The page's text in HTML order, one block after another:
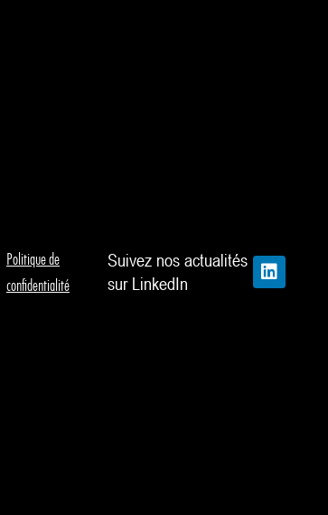
Politique de
confidentialité
Suivez nos actualités
sur LinkedIn
L
i